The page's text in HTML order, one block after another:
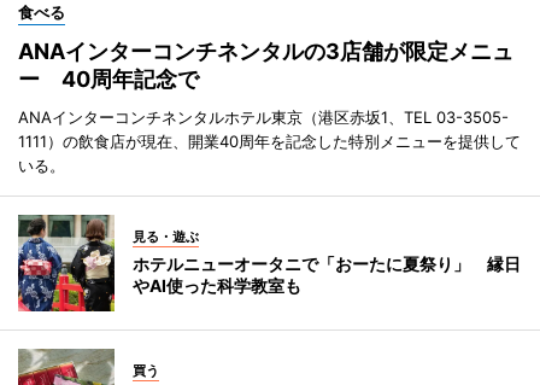
食べる
ANAインターコンチネンタルの3店舗が限定メニュ
ー 40周年記念で
ANAインターコンチネンタルホテル東京（港区赤坂1、TEL 03-3505-
1111）の飲食店が現在、開業40周年を記念した特別メニューを提供して
いる。
見る・遊ぶ
ホテルニューオータニで「おーたに夏祭り」 縁日
やAI使った科学教室も
買う